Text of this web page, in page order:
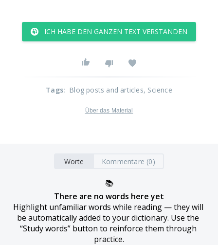
ICH HABE DEN GANZEN TEXT VERSTANDEN
Tags: Blog posts and articles, Science
Über das Material
Worte Kommentare (0)
📚
There are no words here yet
Highlight unfamiliar words while reading — they will
be automatically added to your dictionary. Use the
“Study words” button to reinforce them through
practice.